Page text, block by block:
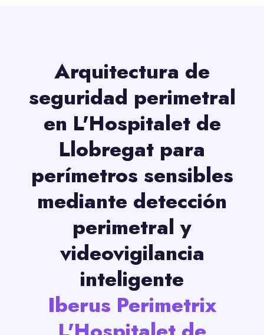
Arquitectura de
seguridad perimetral
en L'Hospitalet de
Llobregat para
perímetros sensibles
mediante detección
perimetral y
videovigilancia
inteligente
Iberus Perimetrix